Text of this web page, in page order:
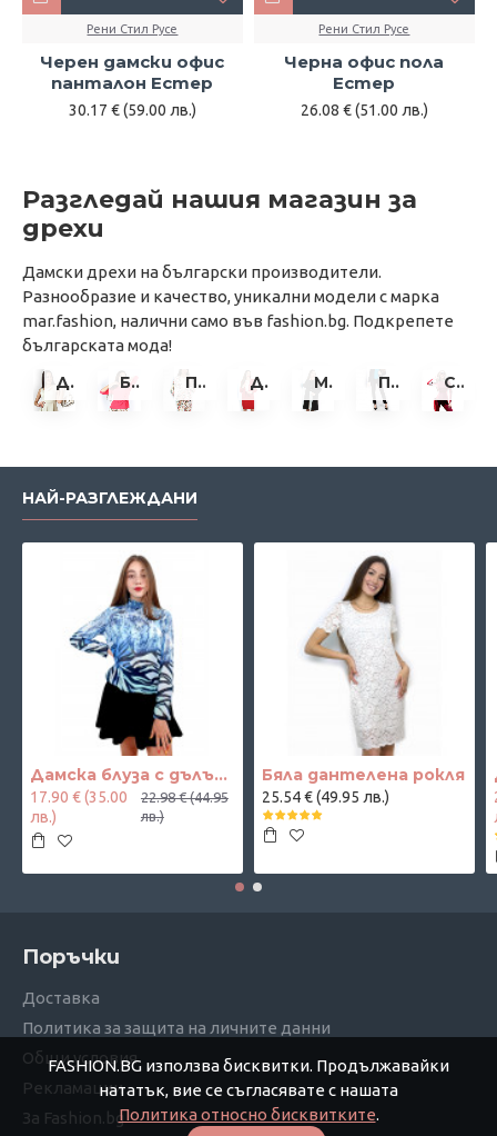
Рени Стил Русе
Черен дамски офис
панталон Естер
30.17 € (59.00 лв.)
Рени Стил Русе
Черна офис пола
Естер
26.08 € (51.00 лв.)
Разгледай нашия магазин за
дрехи
Дамски дрехи на български производители.
Разнообразие и качество, уникални модели с марка
mar.fashion, налични само във fashion.bg. Подкрепете
българската мода!
ДАМСКИ РОКЛИ БЛУЗИ ПОЛИ ДАМСКИ КОСТЮМИ МАНТА И ПАЛТА ПАНТАЛОНИ СПОРТНИ ЕКИПИ
НАЙ-РАЗГЛЕЖДАНИ
Дамска блуза с дълъг ръкав и ластик в кръста с интересен принт в синьо
17.90 € (35.00
лв.)
22.98 € (44.95
лв.)
Бяла дантелена рокля
25.54 € (49.95 лв.)
Поръчки
Доставка
Политика за защита на личните данни
Общи условия
Рекламации
За Fashion.bg
FASHION.BG използва бисквитки. Продължавайки
нататък, вие се съгласявате с нашата
Политика относно бисквитките.